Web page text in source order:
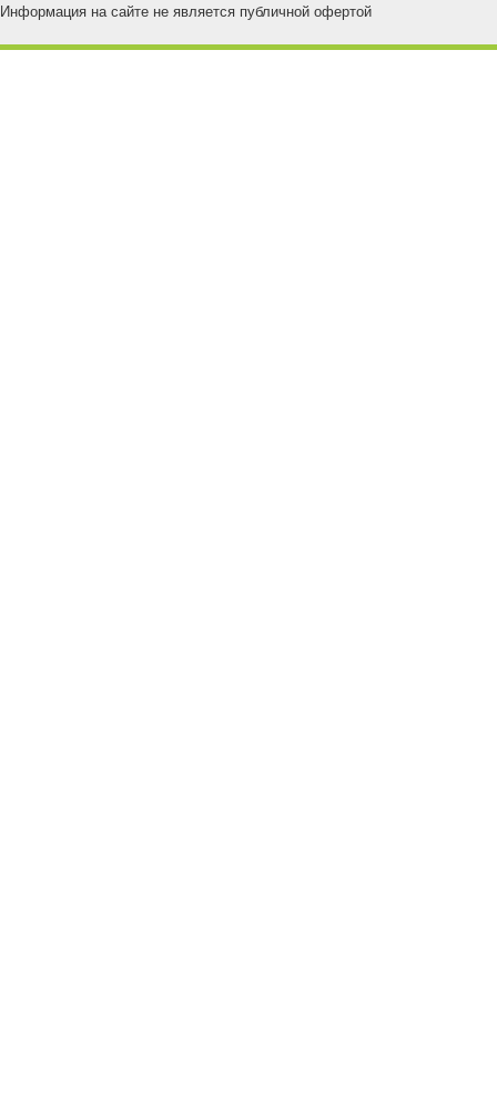
Информация на сайте не является публичной офертой